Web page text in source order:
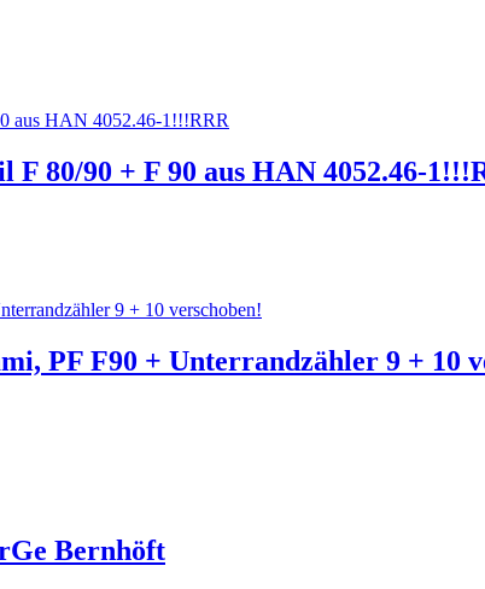
80/90 + F 90 aus HAN 4052.46-
PF F90 + Unterrandzähler 9 + 10
Bernhöft